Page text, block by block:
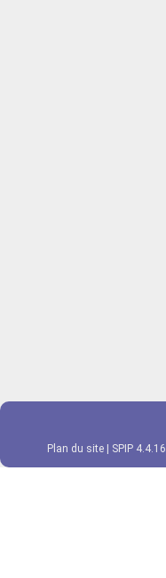
Plan du site SPIP 4.4.16